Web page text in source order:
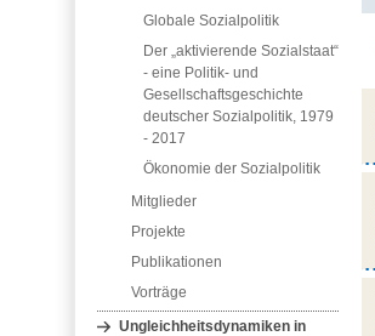
Globale Sozialpolitik
Der „aktivierende Sozialstaat“
- eine Politik- und
Gesellschaftsgeschichte
deutscher Sozialpolitik, 1979
- 2017
Ökonomie der Sozialpolitik
Mitglieder
Projekte
Publikationen
Vorträge
Ungleichheitsdynamiken in